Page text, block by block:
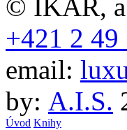
© IKAR,
+421 2 49
email:
by: A.I.S.
Úvod Knihy